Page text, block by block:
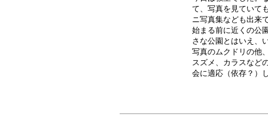
て、写真を見ていて
ニ写真集なども出来
始まる前に近くの公
さな公園とはいえ、
写真のムクドリの他
スズメ、カラスなど